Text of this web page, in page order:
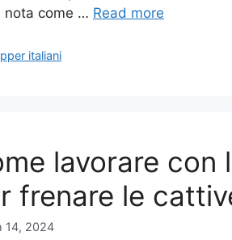
nota come … Read more
italiani
lavorare
frenare le
14, 2024